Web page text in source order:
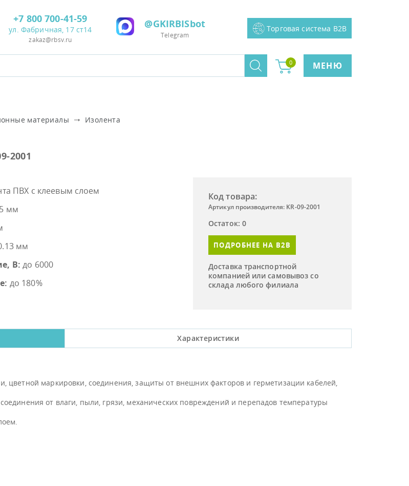
+7 800 700-41-59
ул. Фабричная, 17 ст14
zakaz@rbsv.ru
@GKIRBISbot
Telegram
Торговая система B2B
0 МЕНЮ
материалы Изолента
2001
ПВХ с клеевым слоем
мм
мм
В: до 6000
до 180%
Код товара:
Артикул производителя: KR-09-2001
Остаток: 0
ПОДРОБНЕЕ НА B2B
Доставка транспортной
компанией или самовывоз со
склада любого филиала
Характеристики
цветной маркировки, соединения, защиты от внешних факторов и герметизации кабелей,
от влаги, пыли, грязи, механических повреждений и перепадов температуры